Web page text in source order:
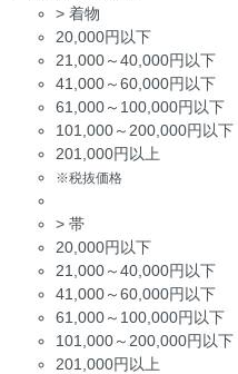
> 着物
20,000円以下
21,000～40,000円以下
41,000～60,000円以下
61,000～100,000円以下
101,000～200,000円以下
201,000円以上
※税抜価格
> 帯
20,000円以下
21,000～40,000円以下
41,000～60,000円以下
61,000～100,000円以下
101,000～200,000円以下
201,000円以上